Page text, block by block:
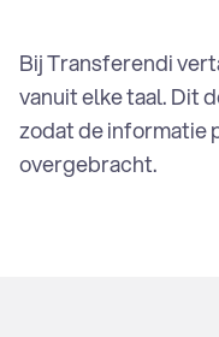
Bij Transferendi
vanuit elke taal. Dit
zodat de informatie
overgebracht.